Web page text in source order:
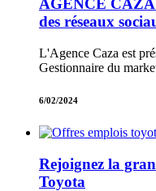
AGENCE CAZA
des réseaux
L'Agence Caza est
Gestionnaire du
6/02/2024
Rejoignez la
Toyota